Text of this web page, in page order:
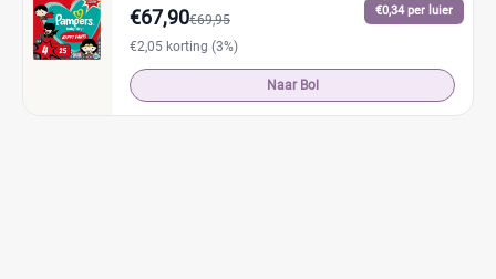
€0,34 per luier
€67,90€69,95
€2,05 korting (3%)
Naar Bol